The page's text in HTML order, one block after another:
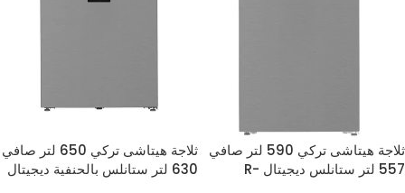
ثلاجة هيتاشى تركي 590 لتر صافي
557 لتر ستانلس ديجيتال R-
ثلاجة هيتاشى تركي 650 لتر صافي
630 لتر ستانلس بالحنفية ديجيتال